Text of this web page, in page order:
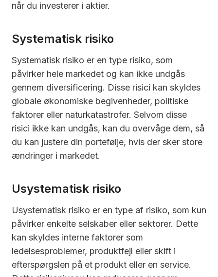
når du investerer i aktier.
Systematisk risiko
Systematisk risiko er en type risiko, som
påvirker hele markedet og kan ikke undgås
gennem diversificering. Disse risici kan skyldes
globale økonomiske begivenheder, politiske
faktorer eller naturkatastrofer. Selvom disse
risici ikke kan undgås, kan du overvåge dem, så
du kan justere din portefølje, hvis der sker store
ændringer i markedet.
Usystematisk risiko
Usystematisk risiko er en type af risiko, som kun
påvirker enkelte selskaber eller sektorer. Dette
kan skyldes interne faktorer som
ledelsesproblemer, produktfejl eller skift i
efterspørgslen på et produkt eller en service.